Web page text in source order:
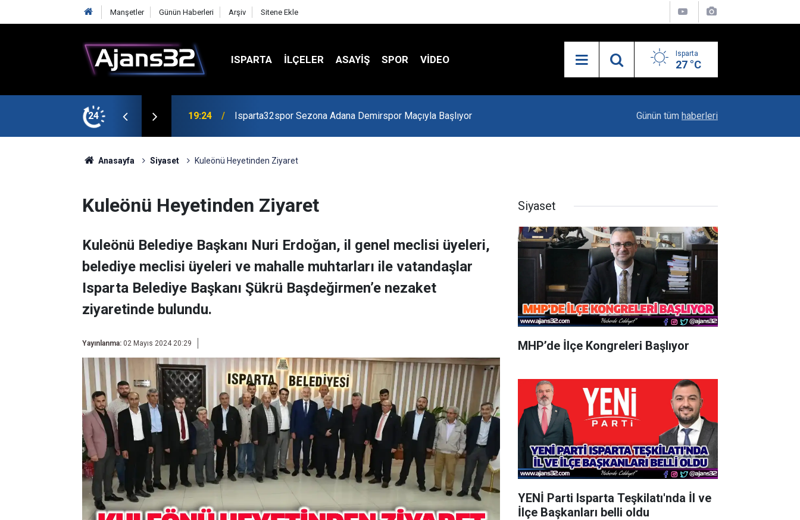
Manşetler Günün Haberleri Arşiv Sitene Ekle
ISPARTA İLÇELER ASAYİŞ SPOR VIDEO Isparta
27 °C
24
Maçıyla Başlıyor 19:22 Isparta Kredi Batağında Vali Erin: Bu İşin Kenarında Olanlara Bile Bu
Günün tüm haberleri
Anasayfa Siyaset Kuleönü Heyetinden Ziyaret
Kuleönü Heyetinden Ziyaret
Kuleönü Belediye Başkanı Nuri Erdoğan, il genel meclisi üyeleri,
belediye meclisi üyeleri ve mahalle muhtarları ile vatandaşlar
Isparta Belediye Başkanı Şükrü Başdeğirmen’e nezaket
ziyaretinde bulundu.
Yayınlanma: 02 Mayıs 2024 20:29
Siyaset
MHP’de İlçe Kongreleri Başlıyor
YENİ Parti Isparta Teşkilatı'nda İl ve
İlçe Başkanları belli oldu